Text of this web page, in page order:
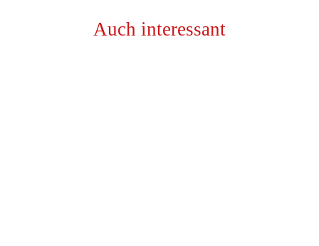
Auch interessant